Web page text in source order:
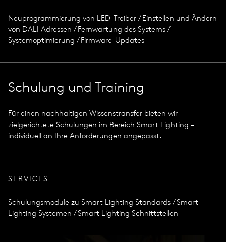
Neuprogrammierung von LED-Treiber / Einstellen und Ändern
von DALI Adressen / Fernwartung des Systems /
Systemoptimierung / Firmware-Updates
Schulung und Training
Für einen nachhaltigen Wissenstransfer bieten wir
zielgerichtete Schulungen im Bereich Smart Lighting –
individuell an Ihre Anforderungen angepasst.
SERVICES
Schulungsmodule zu Smart Lighting Standards / Smart
Lighting Systemen / Smart Lighting Schnittstellen